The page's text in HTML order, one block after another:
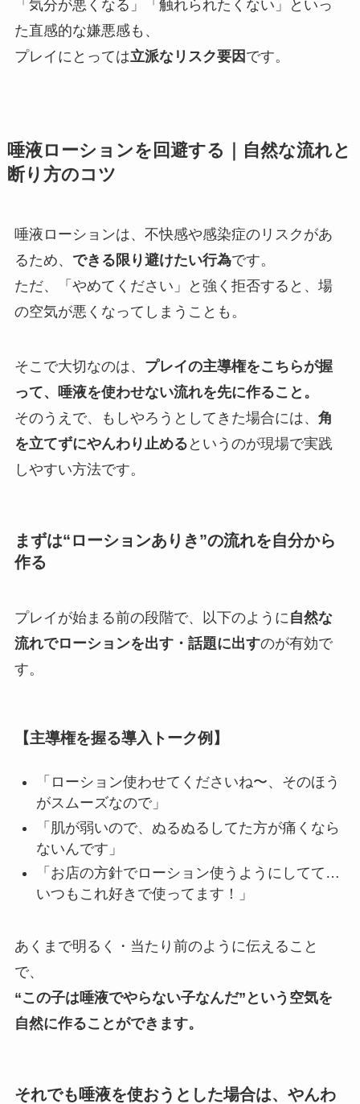
「気分が悪くなる」「触れられたくない」といっ
た直感的な嫌悪感も、
プレイにとっては立派なリスク要因 です。
唾液ローションを回避する｜自然な流れと
断り方のコツ
唾液ローションは、不快感や感染症のリスクがあ
るため、 できる限り避けたい行為です。
ただ、「やめてください」と強く拒否すると、場
の空気が悪くなってしまうことも。
そこで大切なのは、 プレイの主導権をこちらが握
って、唾液を使わせない流れを先に作ること。
そのうえで、もしやろうとしてきた場合には、 角
を立てずにやんわり止める というのが現場で実践
しやすい方法です。
まずは“ローションありき”の流れを自分から
作る
プレイが始まる前の段階で、以下のように自然な
流れでローションを出す・話題に出すのが有効で
す。
【主導権を握る導入トーク例】
「ローション使わせてくださいね〜、そのほう
がスムーズなので」
「肌が弱いので、ぬるぬるしてた方が痛くなら
ないんです」
「お店の方針でローション使うようにしてて…
いつもこれ好きで使ってます！」
あくまで明るく・当たり前のように伝えること
で、
“この子は唾液でやらない子なんだ”という空気を
自然に作ることができます。
それでも唾液を使おうとした場合は、やんわ